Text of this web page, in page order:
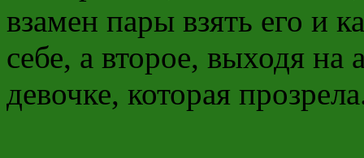
взамен пары взять его и
себе, а второе, выходя на
девочке, которая